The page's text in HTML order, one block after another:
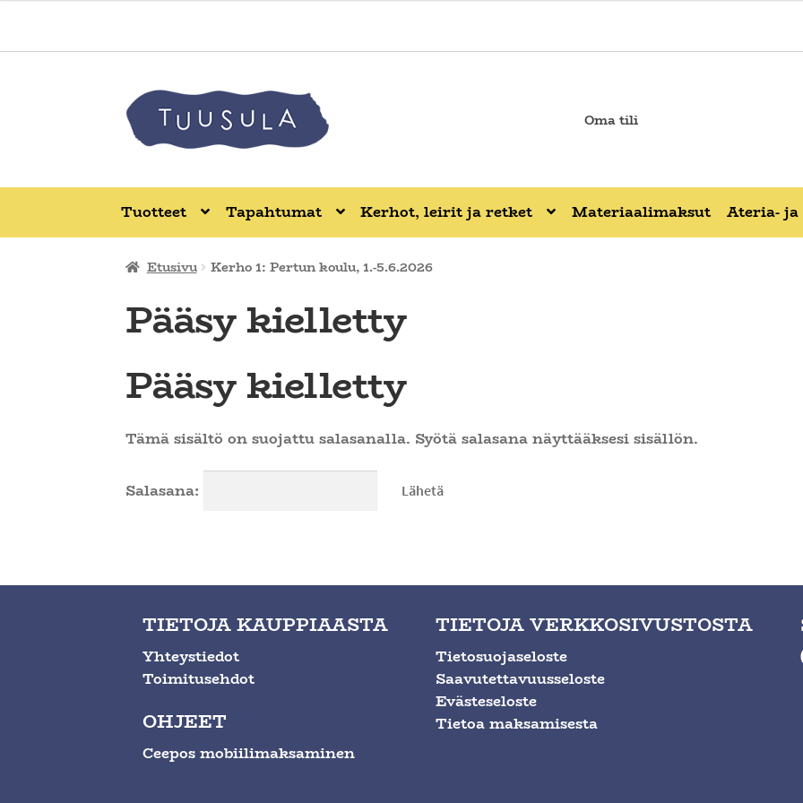
Oma tili
Tuotteet Tapahtumat Kerhot, leirit ja retket Materiaalimaksut Ateria-
Etusivu Kerho 1: Pertun koulu, 1.-5.6.2026
Pääsy kielletty
Pääsy kielletty
Tämä sisältö on suojattu salasanalla. Syötä salasana näyttääksesi sisällön.
Salasana:
TIETOJA KAUPPIAASTA
Yhteystiedot
Toimitusehdot
OHJEET
Ceepos mobiilimaksaminen
TIETOJA VERKKOSIVUSTOSTA
Tietosuojaseloste
Saavutettavuusseloste
Evästeseloste
Tietoa maksamisesta